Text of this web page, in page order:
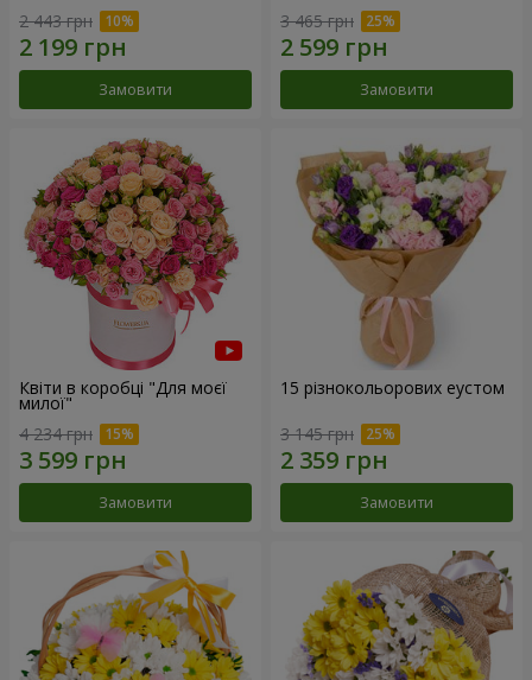
2 443 грн
Замовити
3 465 грн
Замовити
Квіти в коробці "Для моєї
милої"
4 234 грн
Замовити
15 різнокольорових еустом
3 145 грн
Замовити